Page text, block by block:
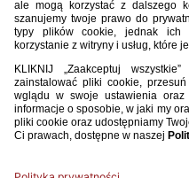
Rachunki walutowe:
• PL37 1240 1037 1978 0010
• PL50 1240 6292 1787 0010
• PL59 1240 6292 1797 0010
• PL39 1240 6292 1789 0010
Bank Pekao SA